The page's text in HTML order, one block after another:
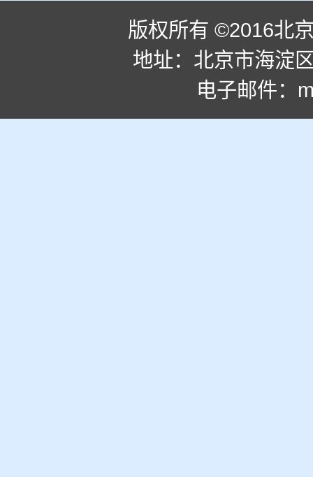
版权所有 ©2016北
地址：北京市海淀
电子邮件：